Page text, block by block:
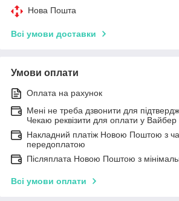
Нова Пошта
Всі умови доставки
Умови оплати
Оплата на рахунок
Мені не треба дзвонити для
Чекаю реквізити для оплати у
Накладний платіж Новою Поштою з
передоплатою
Післяплата Новою Поштою з
Всі умови оплати